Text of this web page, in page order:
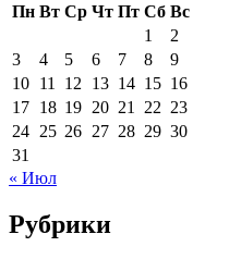
Пн Вт Ср Чт Пт Сб Вс
1
2
3
4 5 6 7 8
9
10 11 12 13 14 15 16
17 18 19 20 21 22 23
24 25 26 27 28 29 30
31
« Июл
Рубрики